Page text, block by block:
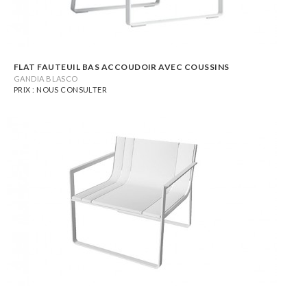
FLAT FAUTEUIL BAS ACCOUDOIR AVEC COUSSINS
GANDIA BLASCO
PRIX : NOUS CONSULTER